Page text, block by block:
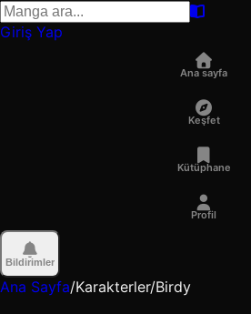
Giriş Yap
Ana sayfa
Keşfet
Kütüphane
Profil
Bildirimler
Ana Sayfa/Karakterler/Birdy